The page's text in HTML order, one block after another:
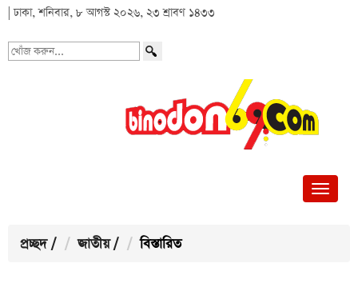
| ঢাকা, শনিবার, ৮ আগস্ট ২০২৬, ২৩ শ্রাবণ ১৪৩৩
খোঁজ
প্রচ্ছদ / জাতীয় / বিস্তারিত